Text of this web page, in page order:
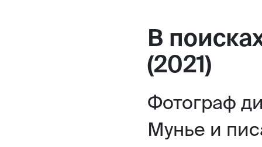
В
(2021)
Фотограф
Мунье и